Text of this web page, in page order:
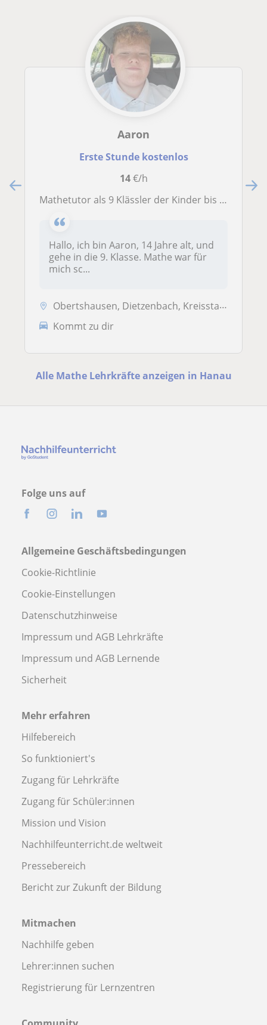
Aaron
Erste Stunde kostenlos
14€/h
Mathetutor als 9 Klässler der Kinder bis 12 Jahren unterrichen kann
Hallo, ich bin Aaron, 14 Jahre alt, und
gehe in die 9. Klasse. Mathe war für
mich sc...
Obertshausen, Dietzenbach, Kreisstadt, Großkrotzenburg, Hainburg, Han...
Kommt zu dir
Alle Mathe Lehrkräfte anzeigen in Hanau
Folge uns auf
Allgemeine Geschäftsbedingungen
Cookie-Richtlinie
Cookie-Einstellungen
Datenschutzhinweise
Impressum und AGB Lehrkräfte
Impressum und AGB Lernende
Sicherheit
Mehr erfahren
Hilfebereich
So funktioniert's
Zugang für Lehrkräfte
Zugang für Schüler:innen
Mission und Vision
Nachhilfeunterricht.de weltweit
Pressebereich
Bericht zur Zukunft der Bildung
Mitmachen
Nachhilfe geben
Lehrer:innen suchen
Registrierung für Lernzentren